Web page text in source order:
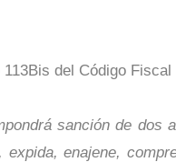
del Código
sanción de dos
expida, enajene,